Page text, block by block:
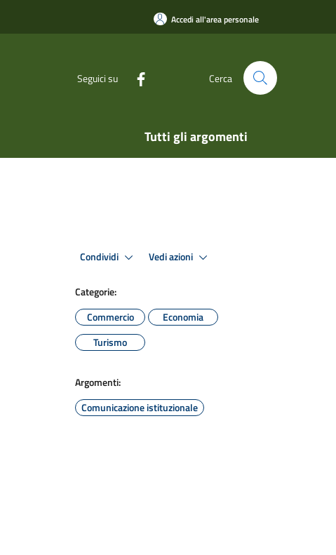
Accedi all'area personale
Seguici su Cerca
Tutti gli argomenti
Condividi Vedi azioni
Categorie:
Commercio
Economia
Turismo
Argomenti:
Comunicazione istituzionale